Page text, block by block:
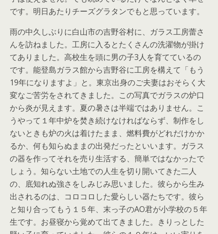
です。明日あたりチーズグラタンでもと思っています。
雨の中久しぶりに白山市の吉野谷村に、ガラス工房蕾さ
んを訪ねました。工房に入るとたくさんの洗濯物が掛け
てありました。高校生を頭に男の子3人を育てているの
です。能登島ガラス館から吉野谷に工房を構えて「もう
19年になりますよ」と。東京出身のご夫妻はおそらく大
変なご苦労をされてきました。この写真でガラスの炉口
から炎が見えます。夏の暑さは半端ではありません。こ
うやって１年中炉を焚き続けなければならず、制作をし
ないときも炉の火は着けたまま、燃料費がどれだけかか
るか、何も知らぬままの出発だったといいます。ガラス
の器を作ってそれを売り生活する、簡単ではなかったで
しょう。知らない土地での人生を切り開いてきた二人
の、底知れぬ強さをしみじみ思いました。彼らから生み
出されるのは、コロコロした愛らしい器たちです。彼ら
と知り合ってもう１５年、末っ子のAO君が小学校の５年
生です。お昼寝から覚めて出てきました。きりっとした